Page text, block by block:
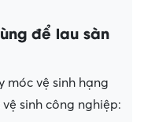
để lau sàn
móc vệ sinh hạng
sinh công nghiệp: